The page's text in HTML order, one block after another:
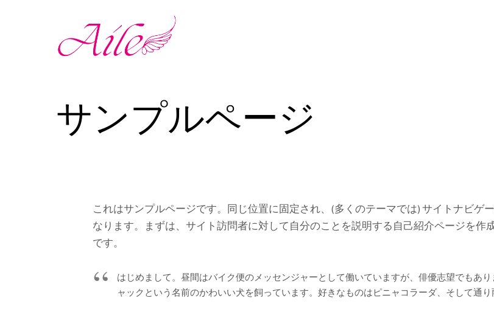
サンプルページ
これはサンプルページです。同じ位置に固定され、(多くのテーマでは) サイトナビゲ
なります。まずは、サイト訪問者に対して自分のことを説明する自己紹介ページを
です。
はじめまして。昼間はバイク便のメッセンジャーとして働いていますが、俳優志望でもあ
ャックという名前のかわいい犬を飼っています。好きなものはピニャコラーダ、そして通り